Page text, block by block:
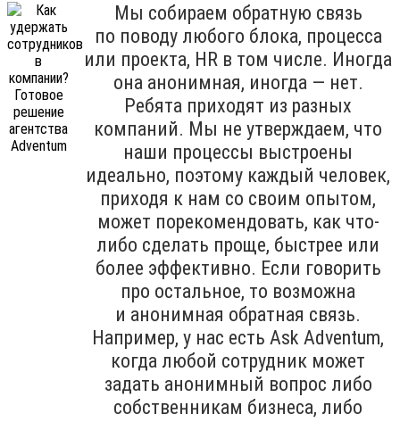
Мы собираем обратную связь
по поводу любого блока, процесса
или проекта, HR в том числе. Иногда
она анонимная, иногда — нет.
Ребята приходят из разных
компаний. Мы не утверждаем, что
наши процессы выстроены
идеально, поэтому каждый человек,
приходя к нам со своим опытом,
может порекомендовать, как что-
либо сделать проще, быстрее или
более эффективно. Если говорить
про остальное, то возможна
и анонимная обратная связь.
Например, у нас есть Ask Adventum,
когда любой сотрудник может
задать анонимный вопрос либо
собственникам бизнеса, либо